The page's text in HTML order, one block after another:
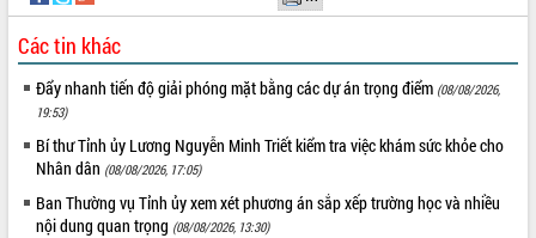
tháng 7/2026
Lễ truy tặng danh hiệu “Bà Mẹ Việt
Nam Anh hùng” và trao Huân chương
Lao động
UBND tỉnh Đắk Lắk triển khai nhiệm
vụ 6 tháng cuối năm 2026
Kỳ họp thứ Hai, Hội đồng nhân dân
tỉnh khóa XI quyết nghị nhiều nội dung
quan trọng
ALBUM ẢNH
Các tin khác
Đẩy nhanh tiến độ giải phóng mặt bằng các dự án trọng điểm (08/08/2026,
19:53)
Bí thư Tỉnh ủy Lương Nguyễn Minh Triết kiểm tra việc khám sức khỏe cho
Nhân dân (08/08/2026, 17:05)
Ban Thường vụ Tỉnh ủy xem xét phương án sắp xếp trường học và nhiều
nội dung quan trọng (08/08/2026, 13:30)